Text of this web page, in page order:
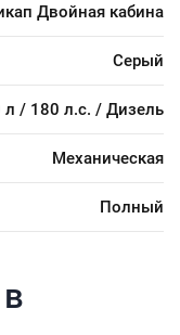
Двойная кабина
Серый
л / 180 л.с. / Дизель
Механическая
Полный